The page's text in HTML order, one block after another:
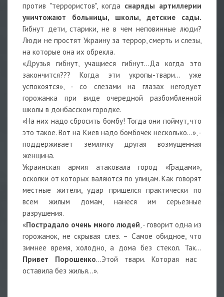
против "террористов", когда снаряды артиллерии
уничтожают больницы, школы, детские сады.
Гибнут дети, старики, не в чем неповинные люди?
Люди не простят Украину за террор, смерть и слезы,
на которые она их обрекла.
«Друзья гибнут, учащиеся гибнут...Да когда это
закончится??? Когда эти укропы-твари... уже
успокоятся», - со слезами на глазах негодует
горожанка при виде очередной разбомбленной
школы в донбасском городке.
«На них надо сбросить бомбу! Тогда они поймут, что
это такое. Вот на Киев надо бомбочек несколько...», -
поддерживает землячку другая возмущенная
женщина.
Украинская армия атаковала город «Градами»,
осколки от которых валяются по улицам. Как говорят
местные жители, удар пришелся практически по
всем жилым домам, нанеся им серьезные
разрушения.
«Пострадало очень много людей, - говорит одна из
горожанок, не скрывая слез. – Самое обидное, что
зимнее время, холодно, а дома без стекол. Так...
Привет Порошенко...Этой твари. Которая нас
оставила без жилья...».